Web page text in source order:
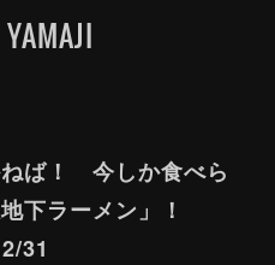
ば！ 今しか食べら
下ラーメン」！
31